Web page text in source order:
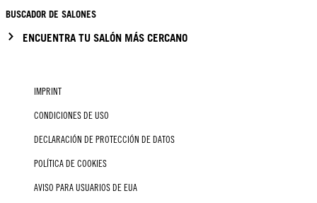
BUSCADOR DE SALONES
ENCUENTRA TU SALÓN MÁS CERCANO
IMPRINT
CONDICIONES DE USO
DECLARACIÓN DE PROTECCIÓN DE DATOS
POLÍTICA DE COOKIES
AVISO PARA USUARIOS DE EUA